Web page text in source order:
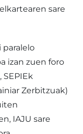
sare
paralelo
izan zuen foro
Zerbitzuak)
IAJU sare